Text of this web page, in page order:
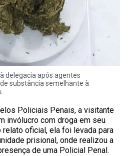
delegacia após agentes
substância semelhante à
Policiais Penais, a visitante
invólucro com droga em seu
relato oficial, ela foi levada para
prisional, onde realizou a
de uma Policial Penal.